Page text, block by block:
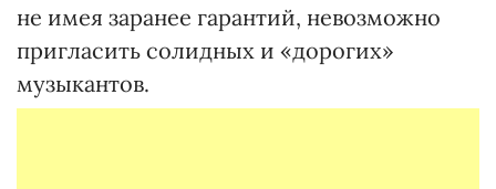
не имея заранее гарантий, невозможно
пригласить солидных и «дорогих»
музыкантов.